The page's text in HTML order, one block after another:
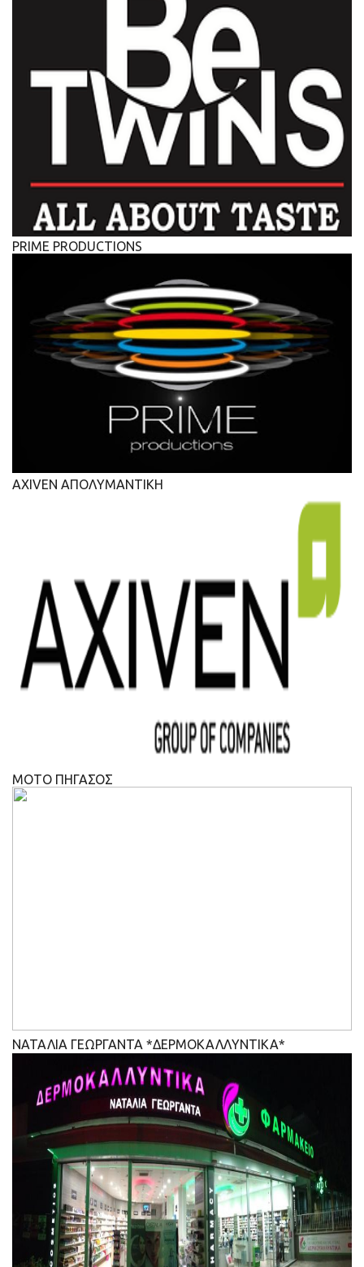
PRIME PRODUCTIONS
AXIVEN ΑΠΟΛΥΜΑΝΤΙΚΗ
ΜΟΤΟ ΠΗΓΑΣΟΣ
ΝΑΤΑΛΙΑ ΓΕΩΡΓΑΝΤΑ *ΔΕΡΜΟΚΑΛΛΥΝΤΙΚΑ*